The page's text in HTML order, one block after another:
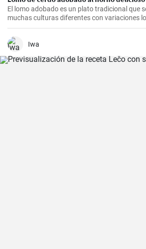
El lomo adobado es un plato tradicional que
muchas culturas diferentes con variaciones
sencilla y deliciosa que consiste en una pieza
cerdo marinado (adobado) en una mezcla de
antes de ser asado hasta quedar tierno y
Iwa